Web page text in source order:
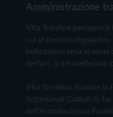
Amministrazione
Vita Trentina
cui al decreto legislativo
Indicazione resa ai
dell'art. 5 del medesimo
Vita Trentina, tramite la
Settimanali Cattolici),
dell'Autodisciplina